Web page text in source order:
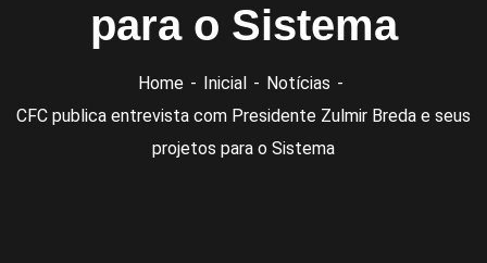
para o Sistema
Home Inicial
Notícias
CFC publica entrevista com Presidente Zulmir Breda e seus
projetos para o Sistema